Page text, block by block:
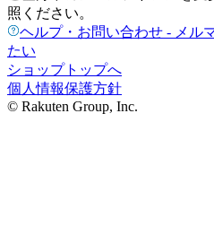
照ください。
ヘルプ・お問い合わせ - メル
たい
ショップトップへ
個人情報保護方針
© Rakuten Group, Inc.